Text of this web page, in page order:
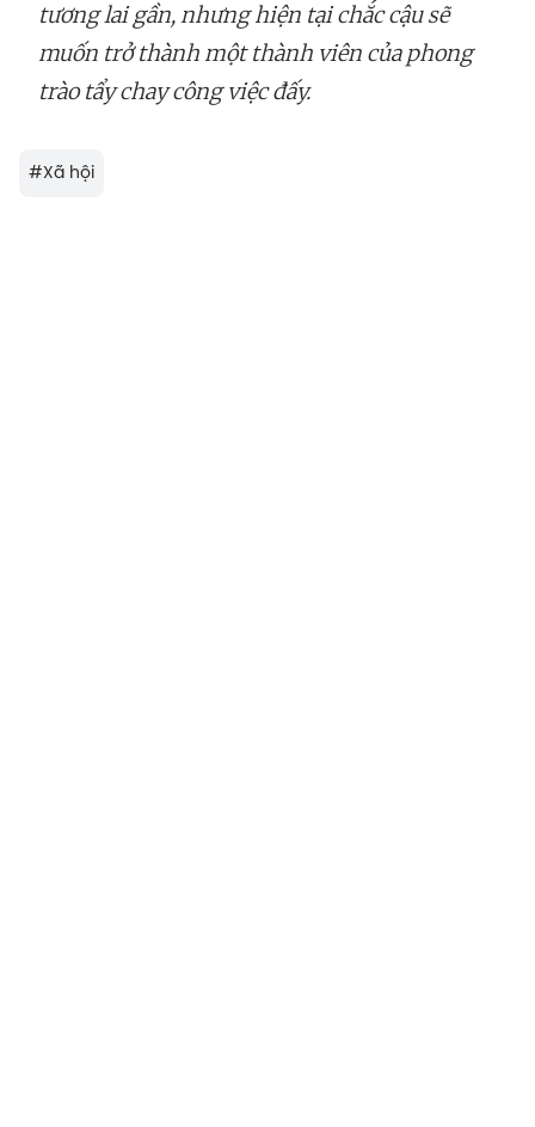
tương lai gần, nhưng hiện tại chắc cậu sẽ
muốn trở thành một thành viên của phong
trào tẩy chay công việc đấy.
#Xã hội